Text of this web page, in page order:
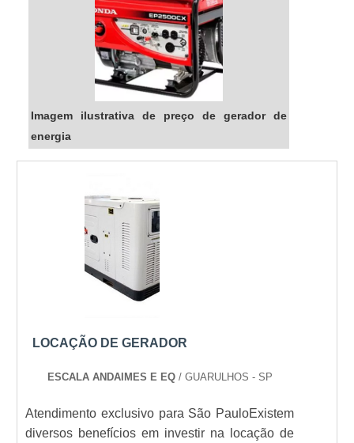
Imagem ilustrativa de preço de gerador de
energia
LOCAÇÃO DE GERADOR
ESCALA ANDAIMES E EQ/ GUARULHOS - SP
Atendimento exclusivo para São PauloExistem
diversos benefícios em investir na locação de